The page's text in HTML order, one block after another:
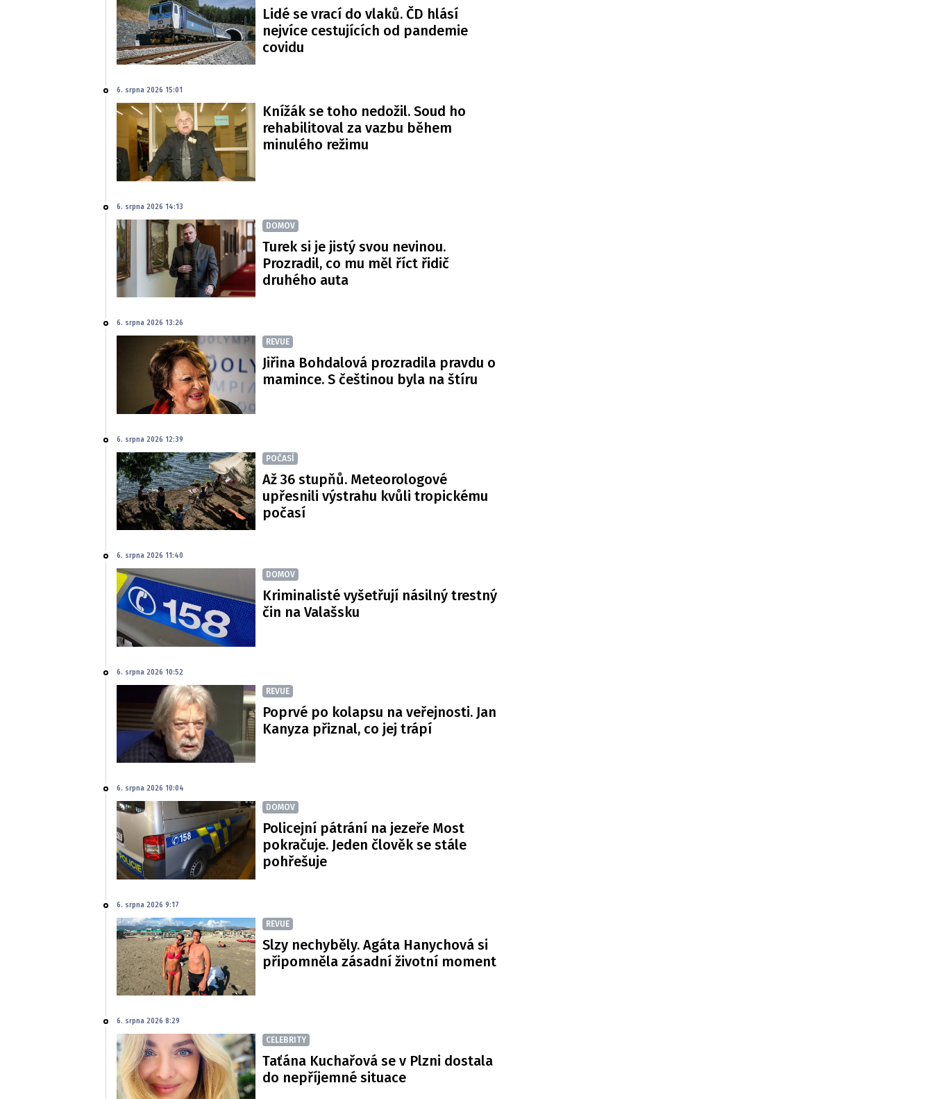
Lidé se vrací do vlaků. ČD hlásí
nejvíce cestujících od pandemie
covidu
6. srpna 2026 15:01
Knížák se toho nedožil. Soud ho
rehabilitoval za vazbu během
minulého režimu
6. srpna 2026 14:13
DOMOV
Turek si je jistý svou nevinou.
Prozradil, co mu měl říct řidič
druhého auta
6. srpna 2026 13:26
REVUE
Jiřina Bohdalová prozradila pravdu o
mamince. S češtinou byla na štíru
6. srpna 2026 12:39
POČASÍ
Až 36 stupňů. Meteorologové
upřesnili výstrahu kvůli tropickému
počasí
6. srpna 2026 11:40
DOMOV
Kriminalisté vyšetřují násilný trestný
čin na Valašsku
6. srpna 2026 10:52
REVUE
Poprvé po kolapsu na veřejnosti. Jan
Kanyza přiznal, co jej trápí
6. srpna 2026 10:04
DOMOV
Policejní pátrání na jezeře Most
pokračuje. Jeden člověk se stále
pohřešuje
6. srpna 2026 9:17
REVUE
Slzy nechyběly. Agáta Hanychová si
připomněla zásadní životní moment
6. srpna 2026 8:29
CELEBRITY
Taťána Kuchařová se v Plzni dostala
do nepříjemné situace